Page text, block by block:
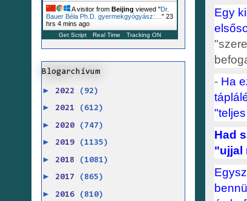
Egy
- Ha
Had
"ujjal
A visitor from Beijing viewed "Dr.
Bauer Béla Ph.D. gyermekgyógyász:… " 23
hrs 4 mins ago
Get Script Real Time Tracking ON
Blogarchívum
► 2022 (92)
► 2021 (612)
► 2020 (747)
► 2019 (1135)
► 2018 (1081)
► 2017 (865)
► 2016 (810)